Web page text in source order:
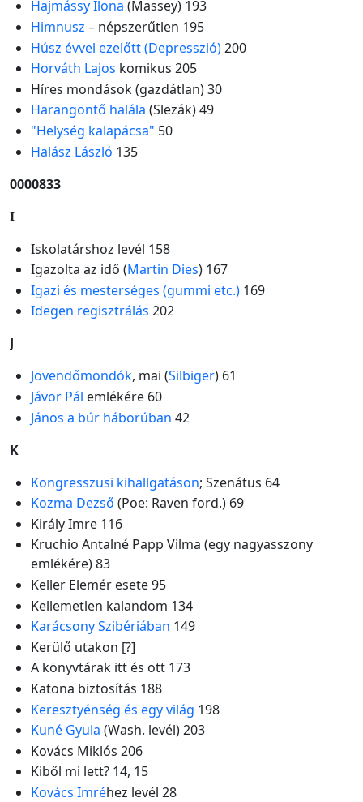
Hajmássy Ilona (Massey) 193
Himnusz – népszerűtlen 195
Húsz évvel ezelőtt (Depresszió)200
Horváth Lajos komikus 205
Híres mondások (gazdátlan) 30
Harangöntő halála (Slezák) 49
"Helység kalapácsa" 50
Halász László 135
0000833
I
Iskolatárshoz levél 158
Igazolta az idő (Martin Dies) 167
Igazi és mesterséges (gummi etc.)169
Idegen regisztrálás 202
J
Jövendőmondók, mai (Silbiger) 61
Jávor Pál emlékére 60
János a búr háborúban 42
K
Kongresszusi kihallgatáson; Szenátus 64
Kozma Dezső (Poe: Raven ford.) 69
Király Imre 116
Kruchio Antalné Papp Vilma (egy nagyasszony
emlékére) 83
Keller Elemér esete 95
Kellemetlen kalandom 134
Karácsony Szibériában 149
Kerülő utakon [?]
A könyvtárak itt és ott 173
Katona biztosítás 188
Keresztyénség és egy világ 198
Kuné Gyula (Wash. levél) 203
Kovács Miklós 206
Kiből mi lett? 14, 15
Kovács Imréhez levél 28